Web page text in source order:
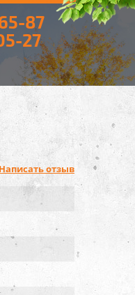
87
27
Написать отзыв